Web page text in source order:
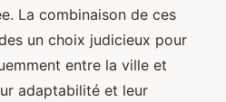
La combinaison de ces
un choix judicieux pour
entre la ville et
adaptabilité et leur